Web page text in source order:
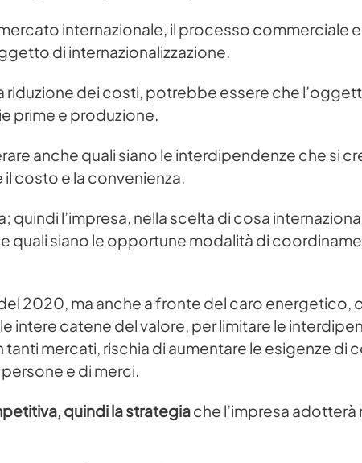
internazionale, il processo commerciale
di internazionalizzazione.
riduzione dei costi, potrebbe essere che
prime e produzione.
anche quali siano le interdipendenze che si
costo e la convenienza.
l’impresa, nella scelta di cosa
siano le opportune modalità di
2020, ma anche a fronte del caro energetico,
intere catene del valore, per limitare le
mercati, rischia di aumentare le esigenze di
e di merci.
quindi la strategiache l’impresa